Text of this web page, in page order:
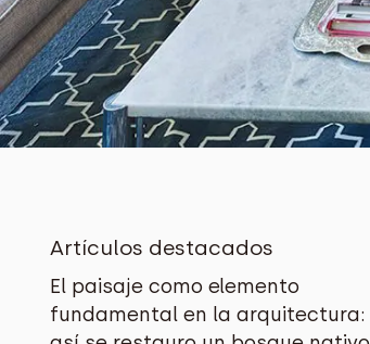
Artículos destacados
El paisaje como elemento
fundamental en la arquitectura: